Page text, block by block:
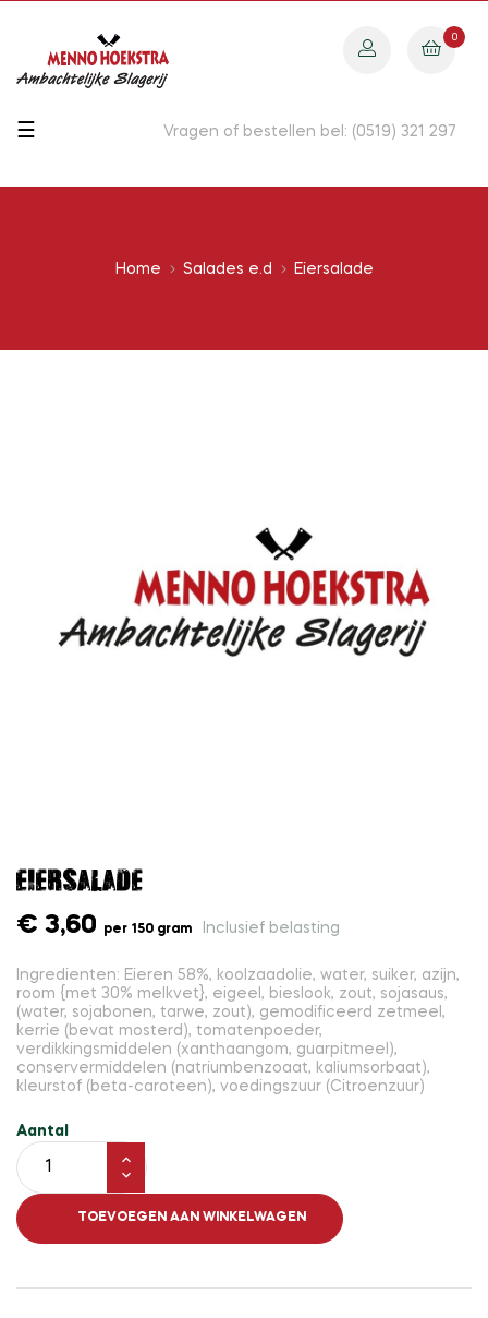
0
Toggle
☰ Vragen of bestellen bel: (0519) 321 297
Home Salades e.d Eiersalade
Eiersalade
€ 3,60 per 150 gram Inclusief belasting
Ingredienten: Eieren 58%, koolzaadolie, water, suiker, azijn,
room {met 30% melkvet}, eigeel, bieslook, zout, sojasaus,
(water, sojabonen, tarwe, zout), gemodificeerd zetmeel,
kerrie (bevat mosterd), tomatenpoeder,
verdikkingsmiddelen (xanthaangom, guarpitmeel),
conservermiddelen (natriumbenzoaat, kaliumsorbaat),
kleurstof (beta-caroteen), voedingszuur (Citroenzuur)
Aantal
TOEVOEGEN AAN WINKELWAGEN